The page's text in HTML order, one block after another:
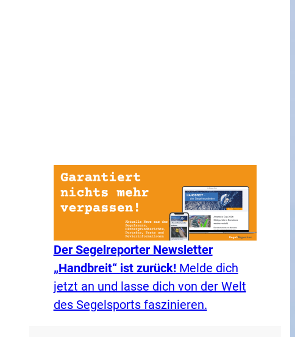
Der Segelreporter Newsletter
„Handbreit“ ist zurück!Melde dich
jetzt an und lasse dich von der Welt
des Segelsports faszinieren.